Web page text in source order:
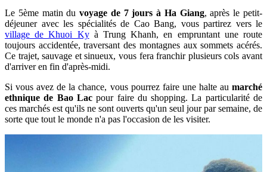
Le 5ème matin duvoyage de 7 jours à Ha Giang, après le petit-
déjeuner avec les spécialités de Cao Bang, vous partirez vers le
village de Khuoi Kyà Trung Khanh, en empruntant une route
toujours accidentée, traversant des montagnes aux sommets acérés.
Ce trajet, sauvage et sinueux, vous fera franchir plusieurs cols avant
d'arriver en fin d'après-midi.
Si vous avez de la chance, vous pourrez faire une halte au marché
ethnique de Bao Lacpour faire du shopping. La particularité de
ces marchés est qu'ils ne sont ouverts qu'un seul jour par semaine, de
sorte que tout le monde n'a pas l'occasion de les visiter.